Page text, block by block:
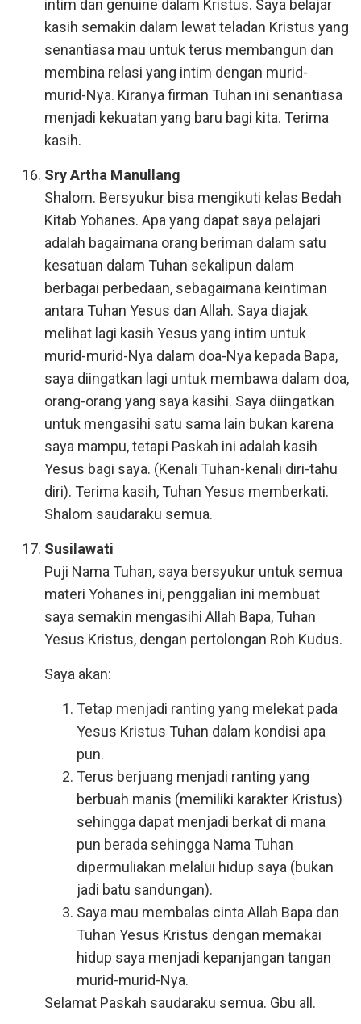
intim dan genuine dalam Kristus. Saya belajar
kasih semakin dalam lewat teladan Kristus yang
senantiasa mau untuk terus membangun dan
membina relasi yang intim dengan murid-
murid-Nya. Kiranya firman Tuhan ini senantiasa
menjadi kekuatan yang baru bagi kita. Terima
kasih.
Sry Artha Manullang
Shalom. Bersyukur bisa mengikuti kelas Bedah
Kitab Yohanes. Apa yang dapat saya pelajari
adalah bagaimana orang beriman dalam satu
kesatuan dalam Tuhan sekalipun dalam
berbagai perbedaan, sebagaimana keintiman
antara Tuhan Yesus dan Allah. Saya diajak
melihat lagi kasih Yesus yang intim untuk
murid-murid-Nya dalam doa-Nya kepada Bapa,
saya diingatkan lagi untuk membawa dalam doa,
orang-orang yang saya kasihi. Saya diingatkan
untuk mengasihi satu sama lain bukan karena
saya mampu, tetapi Paskah ini adalah kasih
Yesus bagi saya. (Kenali Tuhan-kenali diri-tahu
diri). Terima kasih, Tuhan Yesus memberkati.
Shalom saudaraku semua.
Susilawati
Puji Nama Tuhan, saya bersyukur untuk semua
materi Yohanes ini, penggalian ini membuat
saya semakin mengasihi Allah Bapa, Tuhan
Yesus Kristus, dengan pertolongan Roh Kudus.
Saya akan:
Tetap menjadi ranting yang melekat pada
Yesus Kristus Tuhan dalam kondisi apa
pun.
Terus berjuang menjadi ranting yang
berbuah manis (memiliki karakter Kristus)
sehingga dapat menjadi berkat di mana
pun berada sehingga Nama Tuhan
dipermuliakan melalui hidup saya (bukan
jadi batu sandungan).
Saya mau membalas cinta Allah Bapa dan
Tuhan Yesus Kristus dengan memakai
hidup saya menjadi kepanjangan tangan
murid-murid-Nya.
Selamat Paskah saudaraku semua. Gbu all.